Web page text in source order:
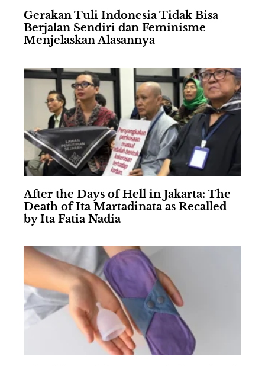
Gerakan Tuli Indonesia Tidak Bisa
Berjalan Sendiri dan Feminisme
Menjelaskan Alasannya
After the Days of Hell in Jakarta: The
Death of Ita Martadinata as Recalled
by Ita Fatia Nadia